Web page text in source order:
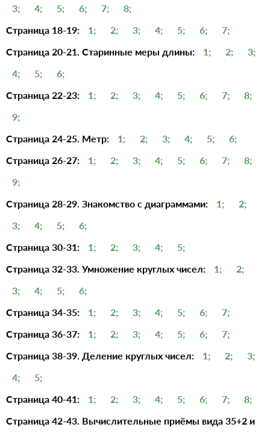
3;
4; 5; 6; 7;
8;
Страница 18-19:
1; 2; 3; 4; 5; 6;
7;
Страница 20-21. Старинные меры длины:
1; 2;
3;
4;
5;
6;
Страница 22-23:
1; 2; 3; 4; 5; 6; 7;
8;
9;
Страница 24-25. Метр:
1; 2; 3; 4; 5;
6;
Страница 26-27:
1; 2; 3; 4; 5; 6; 7;
8;
9;
Страница 28-29. Знакомство с диаграммами:
1;
2;
3;
4; 5;
6;
Страница 30-31:
1; 2; 3; 4;
5;
Страница 32-33. Умножение круглых чисел:
1;
2;
3;
4; 5;
6;
Страница 34-35:
1; 2; 3; 4; 5; 6;
7;
Страница 36-37:
1; 2; 3; 4; 5; 6;
7;
Страница 38-39. Деление круглых чисел:
1; 2;
3;
4;
5;
Страница 40-41:
1; 2; 3; 4; 5; 6; 7;
8;
Страница 42-43. Вычислительные приёмы вида 35+2 и